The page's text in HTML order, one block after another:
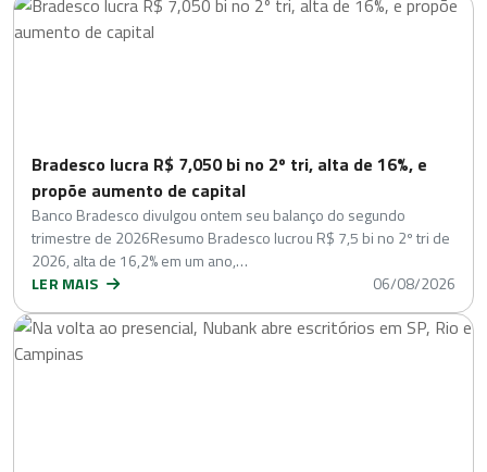
Bradesco lucra R$ 7,050 bi no 2º tri, alta de 16%, e
propõe aumento de capital
Banco Bradesco divulgou ontem seu balanço do segundo
trimestre de 2026Resumo Bradesco lucrou R$ 7,5 bi no 2º tri de
2026, alta de 16,2% em um ano,…
LER MAIS
06/08/2026